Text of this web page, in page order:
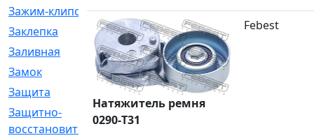
Зажим-клипса
[1]
Заклепка
[1]
Заливная
[4]
Замок
[12]
Защита
[79]
Защитно-
восстановительный
[4]
Натяжитель ремня
0290-T31
Febest